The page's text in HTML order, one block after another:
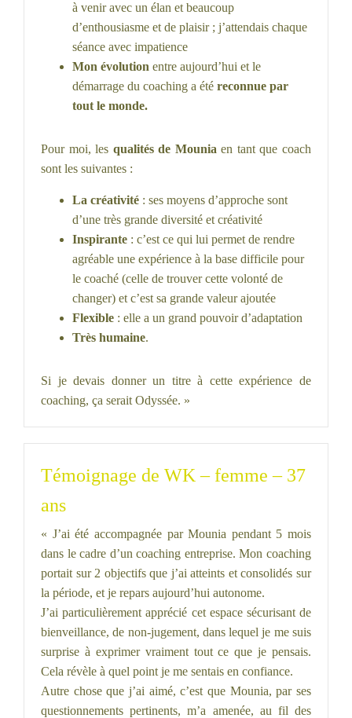
à venir avec un élan et beaucoup
d’enthousiasme et de plaisir ; j’attendais chaque
séance avec impatience
Mon évolution entre aujourd’hui et le
démarrage du coaching a été reconnue par
tout le monde.
Pour moi, les qualités de Mounia en tant que coach
sont les suivantes :
La créativité : ses moyens d’approche sont
d’une très grande diversité et créativité
Inspirante : c’est ce qui lui permet de rendre
agréable une expérience à la base difficile pour
le coaché (celle de trouver cette volonté de
changer) et c’est sa grande valeur ajoutée
Flexible : elle a un grand pouvoir d’adaptation
Très humaine.
Si je devais donner un titre à cette expérience de
coaching, ça serait Odyssée. »
Témoignage de WK – femme – 37
ans
« J’ai été accompagnée par Mounia pendant 5 mois
dans le cadre d’un coaching entreprise. Mon coaching
portait sur 2 objectifs que j’ai atteints et consolidés sur
la période, et je repars aujourd’hui autonome.
J’ai particulièrement apprécié cet espace sécurisant de
bienveillance, de non-jugement, dans lequel je me suis
surprise à exprimer vraiment tout ce que je pensais.
Cela révèle à quel point je me sentais en confiance.
Autre chose que j’ai aimé, c’est que Mounia, par ses
questionnements pertinents, m’a amenée, au fil des